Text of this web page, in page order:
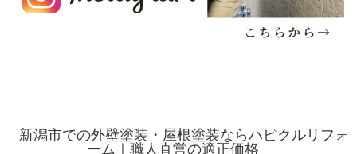
新潟市での外壁塗装・屋根塗装ならハピクルリフォ
ーム｜職人直営の適正価格